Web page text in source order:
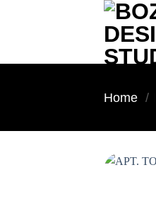
Home /